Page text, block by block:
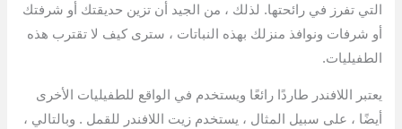
التي تفرز في رائحتها. لذلك ، من الجيد أن تزين حديقتك أو شرفتك
أو شرفات ونوافذ منزلك بهذه النباتات ، سترى كيف لا تقترب هذه
الطفيليات.
يعتبر اللافندر طاردًا رائعًا ويستخدم في الواقع للطفيليات الأخرى
أيضًا ، على سبيل المثال ، يستخدم زيت اللافندر للقمل . وبالتالي ،